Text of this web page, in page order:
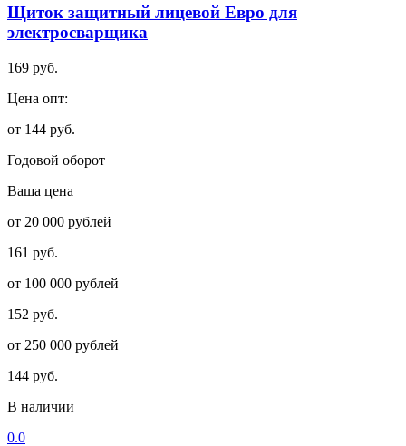
Щиток защитный лицевой Евро для
электросварщика
169 руб.
Цена опт:
от 144 руб.
Годовой оборот
Ваша цена
от 20 000 рублей
161 руб.
от 100 000 рублей
152 руб.
от 250 000 рублей
144 руб.
В наличии
0.0